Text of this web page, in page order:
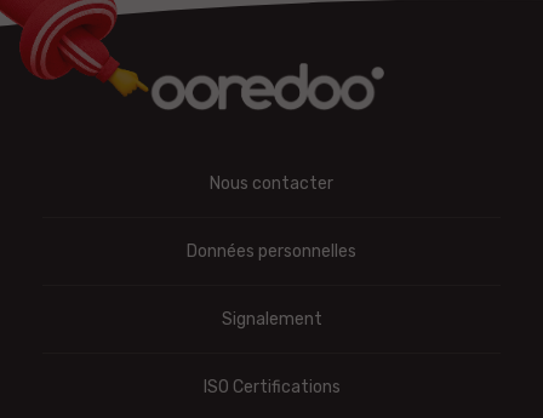
Nous contacter
Données personnelles
Signalement
ISO Certifications